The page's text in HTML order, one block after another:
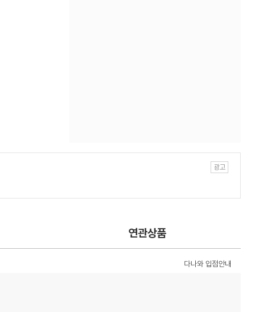
연관상품
다나와 입점안내